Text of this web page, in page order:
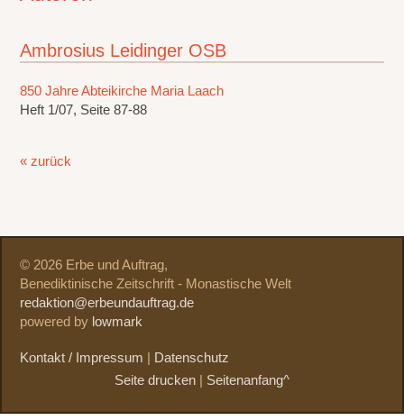
Ambrosius Leidinger OSB
850 Jahre Abteikirche Maria Laach
Heft 1/07, Seite 87-88
« zurück
© 2026 Erbe und Auftrag,
Benediktinische Zeitschrift - Monastische Welt
redaktion@erbeundauftrag.de
powered by lowmark
Kontakt / Impressum
Datenschutz
Seite drucken
Seitenanfang^